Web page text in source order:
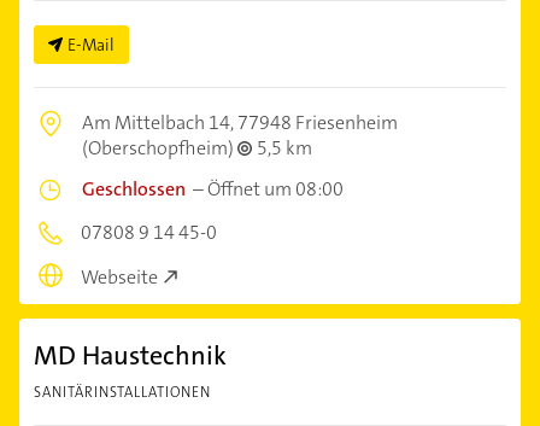
E-Mail
Am Mittelbach 14,77948 Friesenheim
(Oberschopfheim)
5,5 km
Geschlossen –Öffnet um 08:00
07808 9 14 45-0
Webseite
MD Haustechnik
SANITÄRINSTALLATIONEN